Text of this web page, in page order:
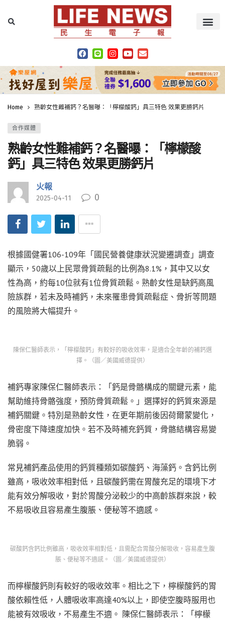
Home 熟齡女性難補鈣？名醫曝：「檸檬酸鈣」具三特色 效果更勝鈣片
合作媒體
熟齡女性難補鈣？名醫曝：「檸檬酸
鈣」具三特色 效果更勝鈣片
火報
2025-04-11 0
根據國健署106-109年「國民營養健康狀況變遷調查」調查
顯示，50歲以上民眾骨質疏鬆的比例為8.1%，其中又以女
性為高，約每10位就有1位骨質疏鬆。熟齡女性是缺鈣高風
險族群，若未及時補鈣，未來罹患骨質疏鬆症、骨折等問題
的風險將大幅提升。
陳保仁醫師表示，「檸檬酸鈣」有較好的吸收效率，是適合全年齡的補鈣選
擇。（圖／美國威德提供）
補鈣專家陳保仁醫師表示：「鈣是骨骼構成的關鍵元素，能
幫助維持骨骼強度，預防骨質疏鬆。」選擇好的鈣質來源是
補鈣關鍵。特別是熟齡女性，在更年期前後因荷爾蒙變化，
骨密度下降速度加快。若不及時補充鈣質，骨骼結構容易變
脆弱。
常見補鈣產品使用的鈣質種類如碳酸鈣、海藻鈣。含鈣比例
雖高，吸收效率相對低，且碳酸鈣需在胃酸充足的環境下才
能有效分解吸收，對於胃酸分泌較少的中高齡族群來說，較
不易吸收且容易產生腹脹、便秘等不適感。
碳酸鈣含鈣比例雖高，吸收效率相對低，且需配合胃酸分解吸收，容易產生腹
脹、便秘等不適感。（圖／美國威德提供）
而檸檬酸鈣則有較好的吸收效率。相比之下，檸檬酸鈣的胃
酸依賴性低，人體吸收率高達40%以上，即使空腹時服用也
能被有效吸收，不易產生不適。 陳保仁醫師表示：「檸檬